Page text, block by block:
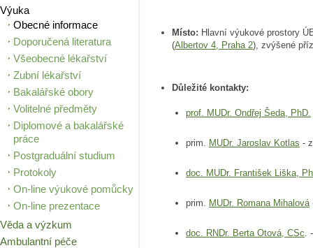
Místo: Hlavní výukové prostory
(Albertov 4, Praha 2), zvýšené
Důležité kontakty:
prof. MUDr. Ondřej Šeda, PhD.
prim. MUDr. Jaroslav Kotlas -
doc. MUDr. František Liška,
prim. MUDr. Romana Mihalová
doc. RNDr. Berta Otová, CSc.
Výuka
Obecné informace
Doporučená literatura
Všeobecné lékařství
Zubní lékařství
Bakalářské obory
Volitelné předměty
Diplomové a bakalářské
práce
Postgraduální studium
Protokoly
On-line výukové pomůcky
On-line prezentace
Věda a výzkum
Ambulantní péče